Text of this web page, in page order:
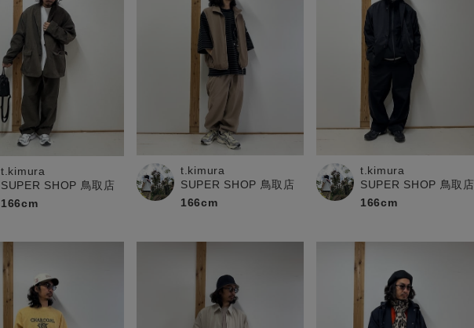
t.kimura
SUPER SHOP 鳥取店
166cm
t.kimura
SUPER SHOP 鳥取店
166cm
t.kimura
SUPER SHOP 鳥取店
166cm